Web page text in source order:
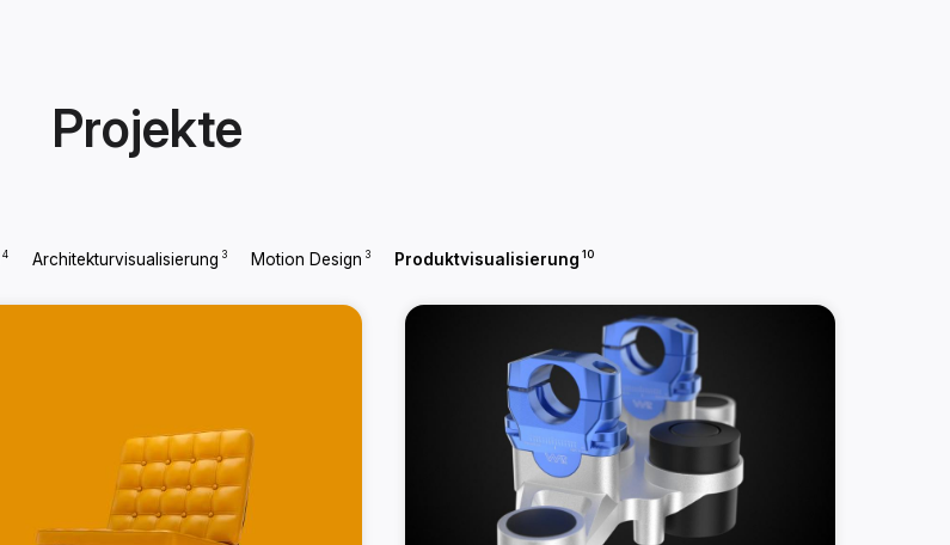
Projekte
4 Architekturvisualisierung 3 Motion Design 3 Produktvisualisierung 10